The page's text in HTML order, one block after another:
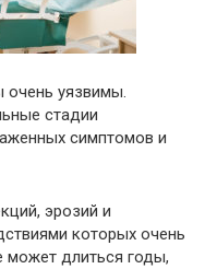
очень уязвимы.
стадии
симптомов и
эрозий и
которых очень
может длиться годы,